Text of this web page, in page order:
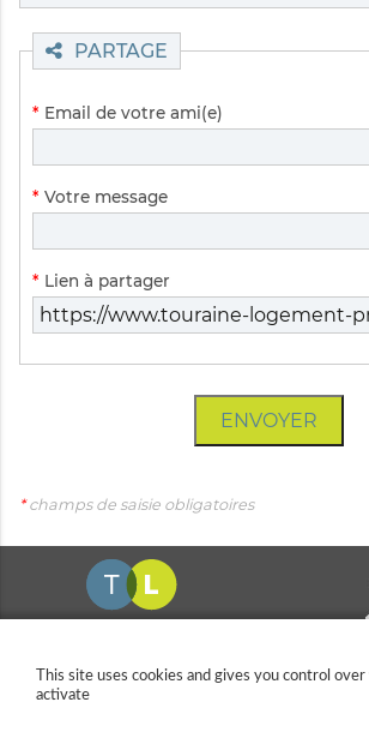
PARTAGE
Champ
obligatoire
Email de votre ami(e)
*
Champ
obligatoire
Votre message
*
Champ
obligatoire
Lien à partager
*
ENVOYER
*champs de saisie obligatoires
This site uses cookies and gives you control
activate